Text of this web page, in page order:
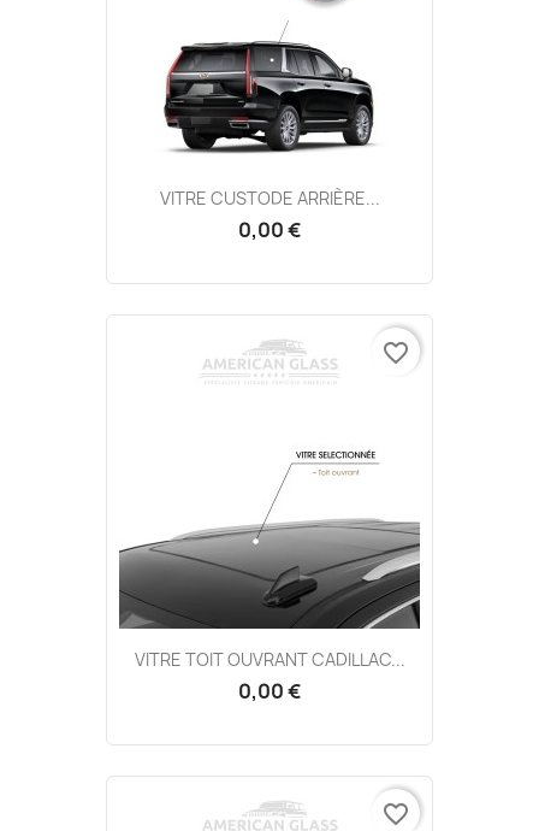
VITRE CUSTODE ARRIÈRE...
0,00 €
VITRE TOIT OUVRANT CADILLAC...
0,00 €
favorite_border
favorite_border